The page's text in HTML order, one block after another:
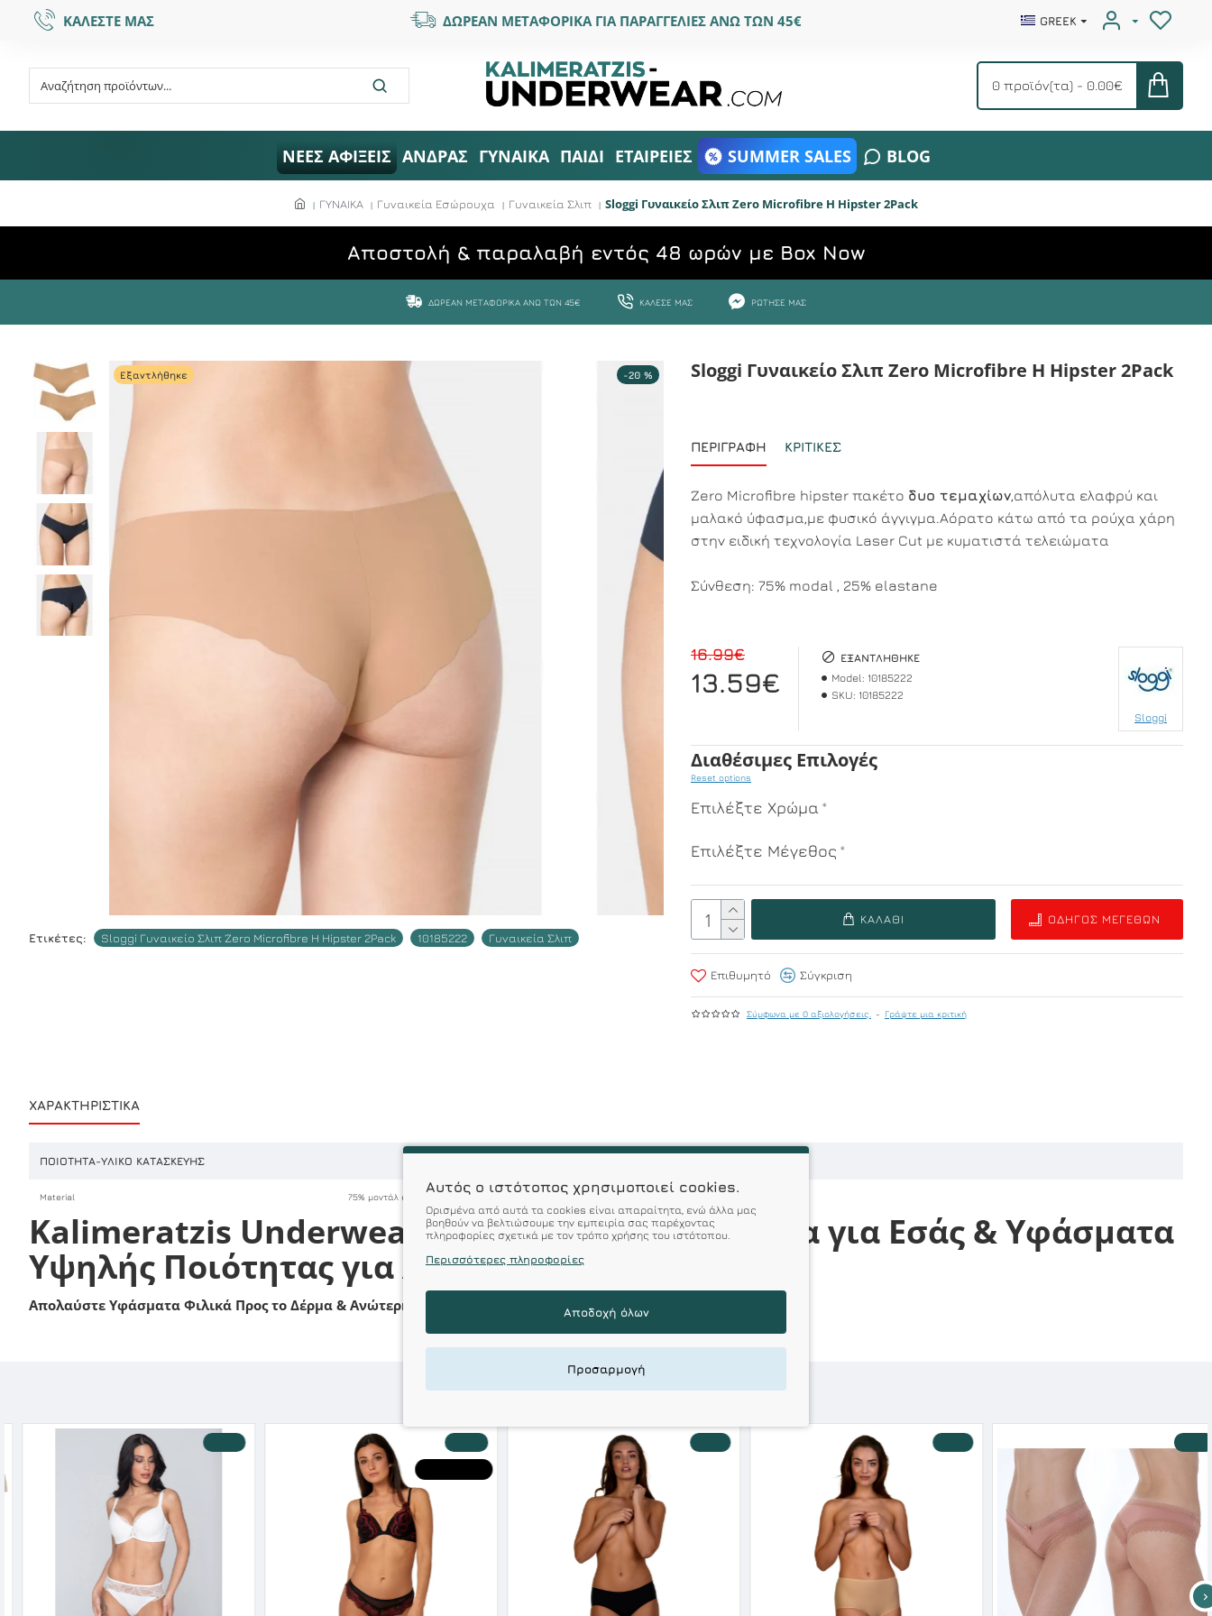
ΚΑΛΕΣΤΕ ΜΑΣ ΔΩΡΕΑΝ ΜΕΤΑΦΟΡΙΚΑ ΓΙΑ ΠΑΡΑΓΓΕΛΙΕΣ ΑΝΩ ΤΩΝ 45€ GREEK
0 προϊόν(τα) - 0.00€
ΝΕΕΣ ΑΦΙΞΕΙΣ ΑΝΔΡΑΣ ΓΥΝΑΙΚΑ ΠΑΙΔΙ ΕΤΑΙΡΕΙΕΣ SUMMER SALES BLOG
ΓΥΝΑΙΚΑ Γυναικεία Εσώρουχα Γυναικεία Σλιπ Sloggi Γυναικείο Σλιπ Zero Microfibre H Hipster 2Pack
Aποστολή & παραλαβή εντός 48 ωρών με Box Now
ΔΩΡΕΆΝ ΜΕΤΑΦΟΡΙΚΆ ΆΝΩ ΤΩΝ 45€ ΚΆΛΕΣΕ ΜΑΣ ΡΏΤΗΣΕ ΜΑΣ
-20 %
Εξαντλήθηκε
Ετικέτες: Sloggi Γυναικείο Σλιπ Zero Microfibre H Hipster 2Pack 10185222 Γυναικεία Σλιπ
Sloggi Γυναικείο Σλιπ Zero Microfibre H Hipster 2Pack
ΠΕΡΙΓΡΑΦΉ ΚΡΙΤΙΚΈΣ
Zero Microfibre hipster πακέτο δυο τεμαχίων,απόλυτα ελαφρύ και
μαλακό ύφασμα,με φυσικό άγγιγμα.Αόρατο κάτω από τα ρούχα χάρη
στην ειδική τεχνολογία Laser Cut με κυματιστά τελειώματα
Σύνθεση: 75% modal , 25% elastane
Σύμφωνα με 0 αξιολογήσεις. - Γράψτε μια κριτική
13.59€
16.99€
ΕΞΑΝΤΛΉΘΗΚΕ
Model: 10185222
SKU: 10185222
Sloggi
Διαθέσιμες Επιλογές
Reset options
Επιλέξτε Χρώμα
Επιλέξτε Μέγεθος
ΚΑΛΆΘΙ ΟΔΗΓΌΣ ΜΕΓΕΘΏΝ
Επιθυμητό Σύγκριση
ΧΑΡΑΚΤΗΡΙΣΤΙΚΆ
ΠΟΙΌΤΗΤΑ-ΥΛΙΚΌ ΚΑΤΑΣΚΕΥΉΣ
Material 75% μοντάλ και 25% ελαστάνη
Kalimeratzis Underwear : Προϊόντα Σχεδιασμένα για Εσάς & Υφάσματα
Υψηλής Ποιότητας για Αξεπέραστη Αντοχή
Απολαύστε Υφάσματα Φιλικά Προς το Δέρμα & Ανώτερη Ποιότητα σε Προσιτές τιμές
ΣΧΕΤΙΚΑ ΠΡΟΪΟΝΤΑ
HOT DEALS HOT DEALS
Αυτός ο ιστότοπος χρησιμοποιεί cookies.
Ορισμένα από αυτά τα cookies είναι απαραίτητα, ενώ άλλα μας
βοηθούν να βελτιώσουμε την εμπειρία σας παρέχοντας
πληροφορίες σχετικά με τον τρόπο χρήσης του ιστότοπου.
Περισσότερες πληροφορίες
Αποδοχή όλων
Προσαρμογή